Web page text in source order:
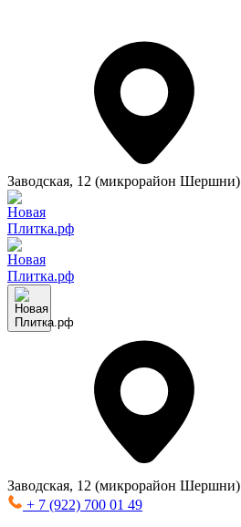
Заводская, 12 (микрорайон Шершни)
Заводская, 12 (микрорайон Шершни)
+ 7 (922) 700 01 49